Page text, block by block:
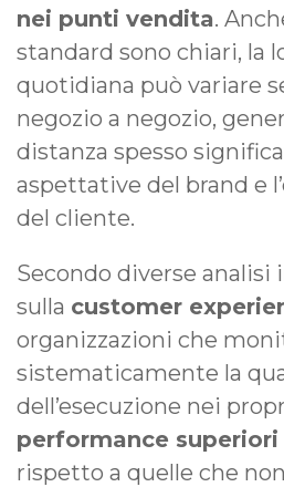
nei punti vendita.
standard sono chiari, la
quotidiana può variare
negozio a negozio,
distanza spesso
aspettative del brand e
del cliente.
Secondo diverse analisi
sulla customer
organizzazioni che
sistematicamente la
dell’esecuzione nei
performance superiori
rispetto a quelle che